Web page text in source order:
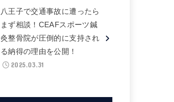
八王子で交通事故に遭ったら
まず相談！CEAFスポーツ鍼
灸整骨院が圧倒的に支持され
る納得の理由を公開！
2025.03.31